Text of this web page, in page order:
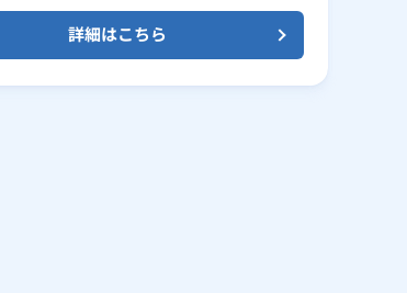
詳細はこちら